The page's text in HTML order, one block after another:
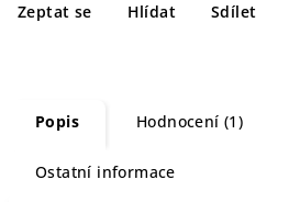
Zeptat se Hlídat Sdílet
Popis Hodnocení (1)
Ostatní informace